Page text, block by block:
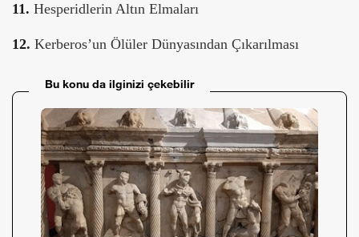
11. Hesperidlerin Altın Elmaları
12. Kerberos’un Ölüler Dünyasından Çıkarılması
Bu konu da ilginizi çekebilir